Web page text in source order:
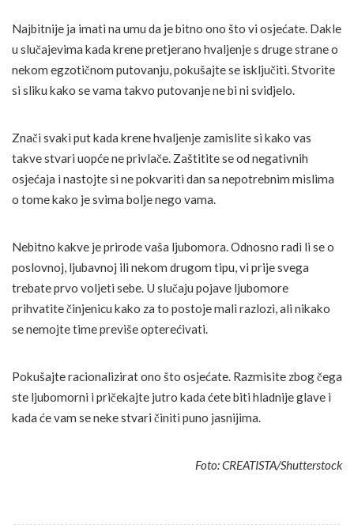
Najbitnije ja imati na umu da je bitno ono što vi osjećate. Dakle
u slučajevima kada krene pretjerano hvaljenje s druge strane o
nekom egzotičnom putovanju, pokušajte se isključiti. Stvorite
si sliku kako se vama takvo putovanje ne bi ni svidjelo.
Znači svaki put kada krene hvaljenje zamislite si kako vas
takve stvari uopće ne privlače. Zaštitite se od negativnih
osjećaja i nastojte si ne pokvariti dan sa nepotrebnim mislima
o tome kako je svima bolje nego vama.
Nebitno kakve je prirode vaša ljubomora. Odnosno radi li se o
poslovnoj, ljubavnoj ili nekom drugom tipu, vi prije svega
trebate prvo voljeti sebe. U slučaju pojave ljubomore
prihvatite činjenicu kako za to postoje mali razlozi, ali nikako
se nemojte time previše opterećivati.
Pokušajte racionalizirat ono što osjećate. Razmisite zbog čega
ste ljubomorni i pričekajte jutro kada ćete biti hladnije glave i
kada će vam se neke stvari činiti puno jasnijima.
Foto: CREATISTA/Shutterstock